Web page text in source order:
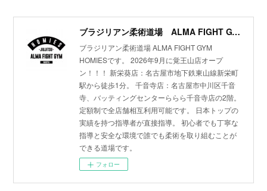
ブラジリアン柔術道場 ALMA FIGHT GYM HOMIES(ホーミーズ)
ブラジリアン柔術道場 ALMA FIGHT GYM
HOMIESです。 2026年9月に覚王山店オープ
ン！！！ 新栄葵店：名古屋市地下鉄東山線新栄町
駅から徒歩1分。 千音寺店：名古屋市中川区千音
寺、バッティングセンターららら千音寺店の2階。
定額制で全店舗相互利用可能です。 日本トップの
実績を持つ指導者が直接指導。 初心者でも丁寧な
指導と安全な環境で誰でも柔術を取り組むことが
できる道場です。
フォロー